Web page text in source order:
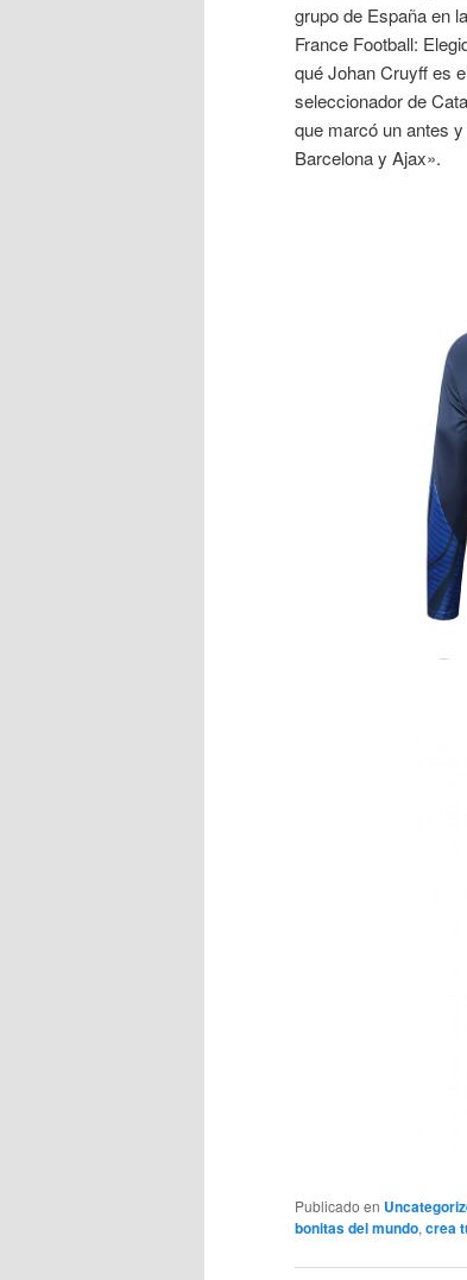
grupo de España en
France Football:
qué Johan Cruyff es
seleccionador de
que marcó un antes
Barcelona y Ajax».
Publicado en
bonitas del mundo, crea